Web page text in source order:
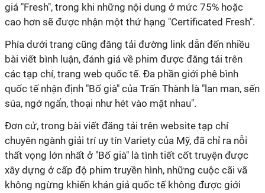
giá "Fresh", trong khi những nội dung ở mức 75% hoặc
cao hơn sẽ được nhận một thứ hạng "Certificated Fresh".
Phía dưới trang cũng đăng tải đường link dẫn đến nhiều
bài viết bình luận, đánh giá về phim được đăng tải trên
các tạp chí, trang web quốc tế. Đa phần giới phê bình
quốc tế nhận định "Bố già" của Trấn Thành là "lan man, sến
súa, ngớ ngẩn, thoại như hét vào mặt nhau".
Đơn cử, trong bài viết đăng tải trên website tạp chí
chuyên ngành giải trí uy tín Variety của Mỹ, đã chỉ ra nỗi
thất vọng lớn nhất ở "Bố già" là tình tiết cốt truyện được
xây dựng ở cấp độ phim truyền hình, những cuộc cãi vã
không ngừng khiến khán giả quốc tế không được giới